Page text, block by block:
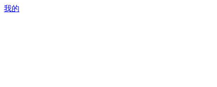
我的